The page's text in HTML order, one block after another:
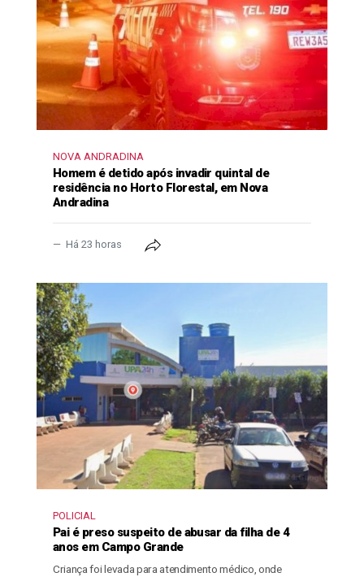
NOVA ANDRADINA
Homem é detido após invadir quintal de
residência no Horto Florestal, em Nova
Andradina
Há 23 horas
POLICIAL
Pai é preso suspeito de abusar da filha de 4
anos em Campo Grande
Criança foi levada para atendimento médico, onde